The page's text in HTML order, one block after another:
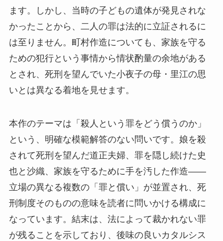
ます。しかし、当時の子どもの遺体が発見されな
かったことから、二人の罪は法的に立証されるに
は至りません。町村作造についても、家族を守る
ための犯行という事情から情状酌量の余地がある
とされ、死刑を望んでいた小夜子の母・里江の思
いとは異なる着地を見せます。
本作のテーマは「殺人という罪をどう償うのか」
という、明確な模範解答のない問いです。娘を殺
されて死刑を望んだ道正夫婦、罪を隠し続けた史
也と沙織、家族を守るために手を汚した作造――
立場の異なる複数の「罪と償い」が並置され、死
刑制度そのものの意味を読者に問いかける構成に
なっています。結末は、法によって裁かれない罪
が残ることを示しており、後味の良いカタルシス